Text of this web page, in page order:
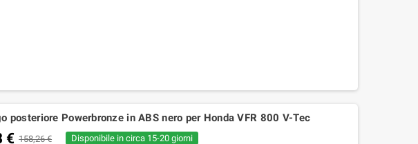
posteriore Powerbronze in ABS nero per Honda VFR 800 V-Tec
€ 158,26 € Disponibile in circa 15-20 giorni